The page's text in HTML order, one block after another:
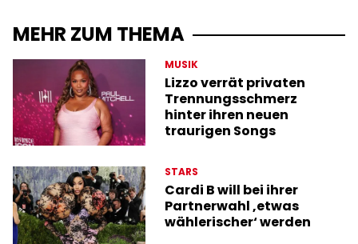
MEHR ZUM THEMA
MUSIK
Lizzo verrät privaten
Trennungsschmerz
hinter ihren neuen
traurigen Songs
STARS
Cardi B will bei ihrer
Partnerwahl ‚etwas
wählerischer‘ werden